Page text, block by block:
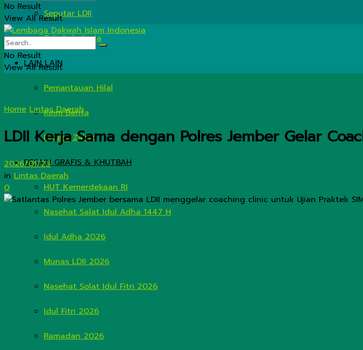
Seputar LDII
Tahukah Anda
LAIN LAIN
Pemantauan Hilal
Kirim Berita
Hitung Zakat
DESAIN GRAFIS & KHUTBAH
HUT Kemerdekaan RI
Nasehat Salat Idul Adha 1447 H
Idul Adha 2026
Munas LDII 2026
Nasehat Solat Idul Fitri 2026
Idul Fitri 2026
Ramadan 2026
No Result
View All Result
No Result
View All Result
Home Lintas Daerah
LDII Kerja Sama dengan Polres Jember Gelar
2026/01/23
in Lintas Daerah
0